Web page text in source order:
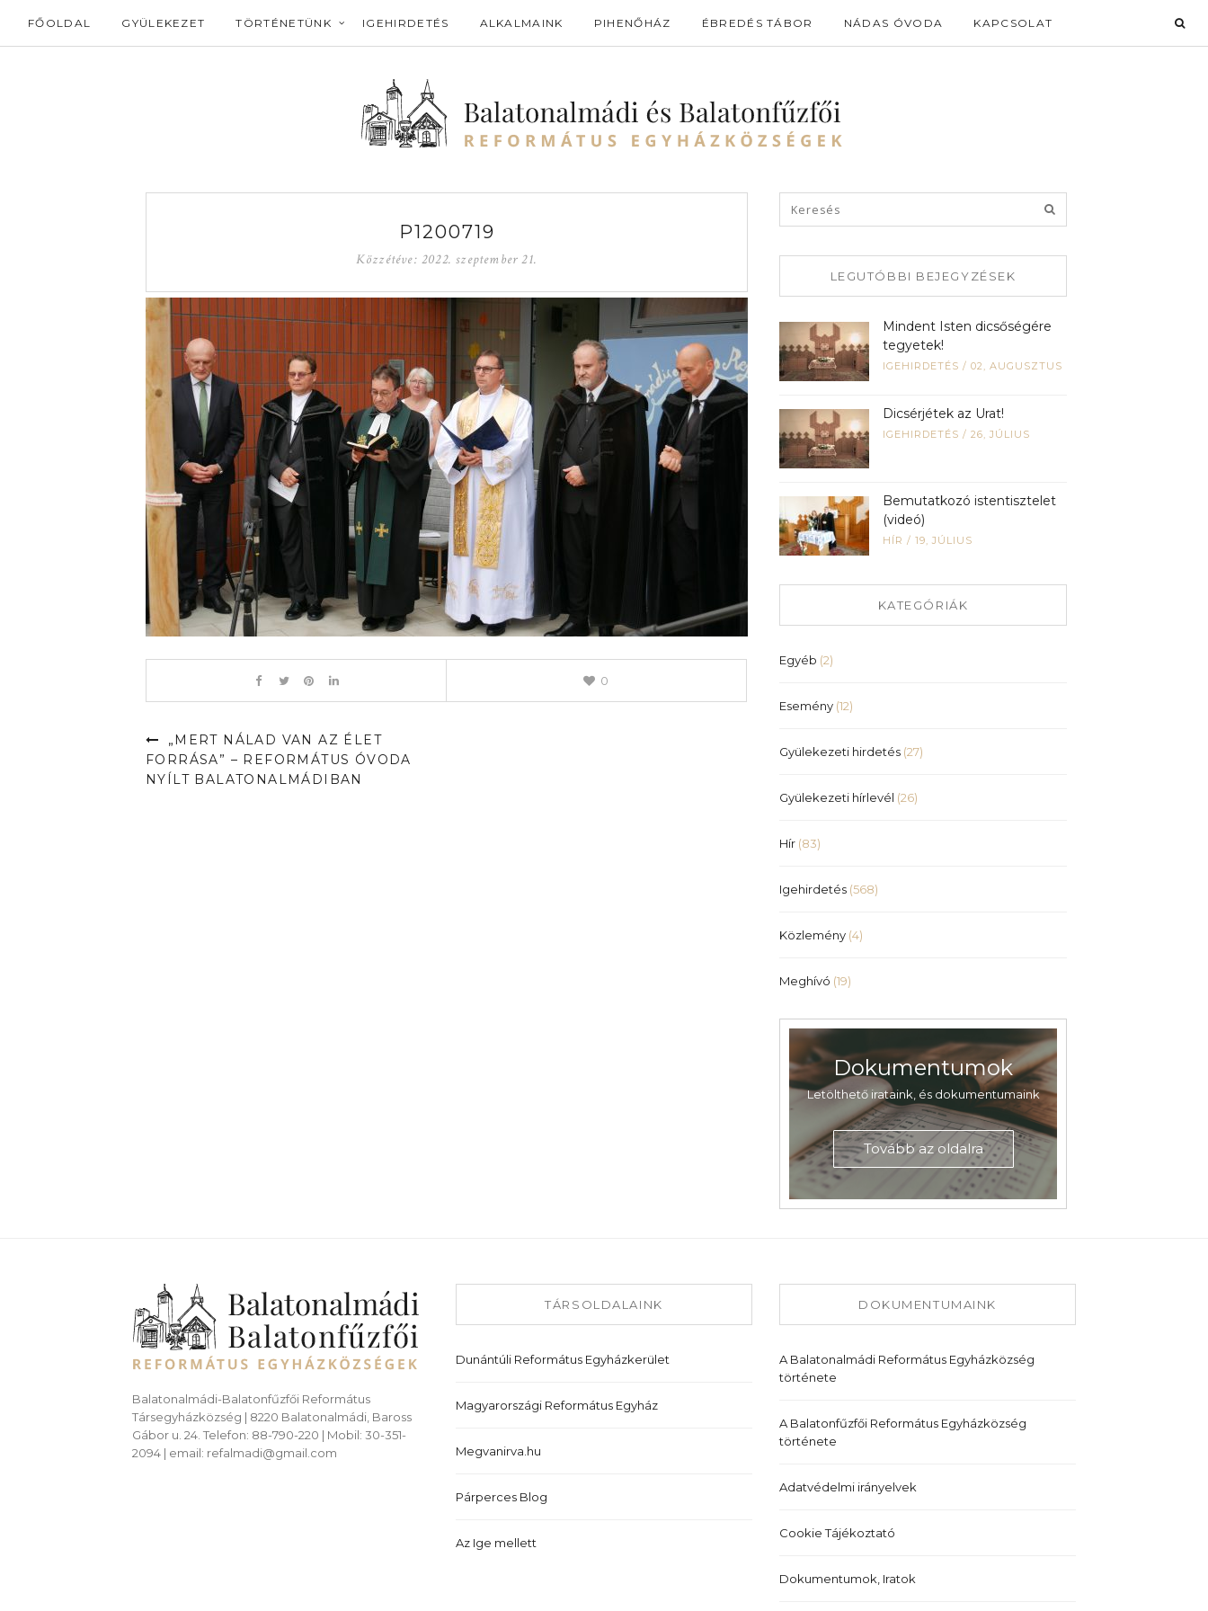
FŐOLDAL GYÜLEKEZET TÖRTÉNETÜNK IGEHIRDETÉS ALKALMAINK PIHENŐHÁZ ÉBREDÉS TÁBOR NÁDAS ÓVODA KAPCSOLAT
P1200719
Közzétéve:2022. szeptember 21.
0
„MERT NÁLAD VAN AZ ÉLET
FORRÁSA” – REFORMÁTUS ÓVODA
NYÍLT BALATONALMÁDIBAN
LEGUTÓBBI BEJEGYZÉSEK
Mindent Isten dicsőségére
tegyetek!
IGEHIRDETÉS / 02, AUGUSZTUS
Dicsérjétek az Urat!
IGEHIRDETÉS / 26, JÚLIUS
Bemutatkozó istentisztelet
(videó)
HÍR / 19, JÚLIUS
KATEGÓRIÁK
Egyéb (2)
Esemény (12)
Gyülekezeti hirdetés (27)
Gyülekezeti hírlevél (26)
Hír (83)
Igehirdetés (568)
Közlemény (4)
Meghívó (19)
Dokumentumok
Letölthető irataink, és dokumentumaink
Tovább az oldalra
Balatonalmádi-Balatonfűzfői Református
Társegyházközség | 8220 Balatonalmádi, Baross
Gábor u. 24. Telefon: 88-790-220 | Mobil: 30-351-
2094 | email: refalmadi@gmail.com
TÁRSOLDALAINK
Dunántúli Református Egyházkerület
Magyarországi Református Egyház
Megvanirva.hu
Párperces Blog
Az Ige mellett
DOKUMENTUMAINK
A Balatonalmádi Református Egyházközség
története
A Balatonfűzfői Református Egyházközség
története
Adatvédelmi irányelvek
Cookie Tájékoztató
Dokumentumok, Iratok